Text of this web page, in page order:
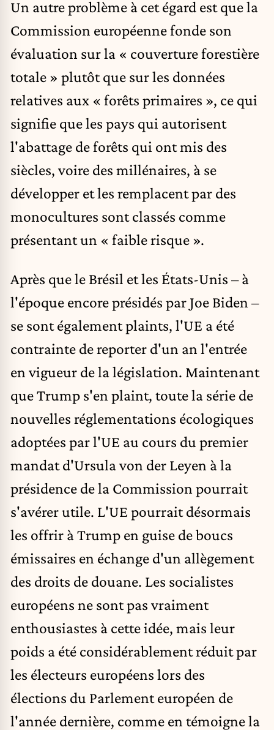
Un autre problème à cet égard est que la
Commission européenne fonde son
évaluation sur la « couverture forestière
totale » plutôt que sur les données
relatives aux « forêts primaires », ce qui
signifie que les pays qui autorisent
l'abattage de forêts qui ont mis des
siècles, voire des millénaires, à se
développer et les remplacent par des
monocultures sont classés comme
présentant un « faible risque ».
Après que le Brésil et les États-Unis – à
l'époque encore présidés par Joe Biden –
se sont également plaints, l'UE a été
contrainte de reporter d'un an l'entrée
en vigueur de la législation. Maintenant
que Trump s'en plaint, toute la série de
nouvelles réglementations écologiques
adoptées par l'UE au cours du premier
mandat d'Ursula von der Leyen à la
présidence de la Commission pourrait
s'avérer utile. L'UE pourrait désormais
les offrir à Trump en guise de boucs
émissaires en échange d'un allègement
des droits de douane. Les socialistes
européens ne sont pas vraiment
enthousiastes à cette idée, mais leur
poids a été considérablement réduit par
les électeurs européens lors des
élections du Parlement européen de
l'année dernière, comme en témoigne la